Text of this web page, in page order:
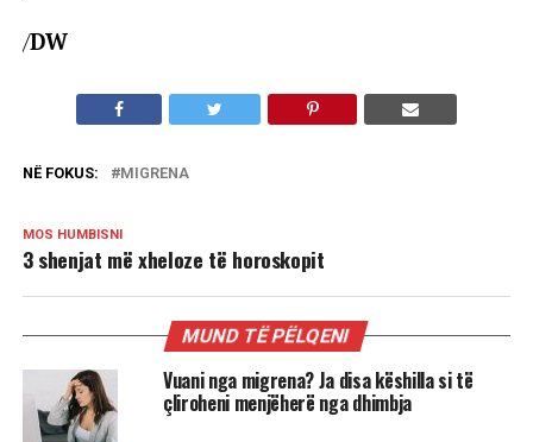
/DW
NË FOKUS: MIGRENA
MOS HUMBISNI
3 shenjat më xheloze të horoskopit
MUND TË PËLQENI
Vuani nga migrena? Ja disa këshilla si të
çliroheni menjëherë nga dhimbja